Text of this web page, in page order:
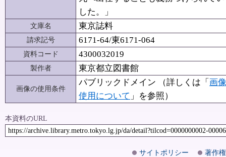
した。」
文庫名 東京誌料
請求記号 6171-64/東6171-064
資料コード 4300032019
製作者 東京都立図書館
画像の使用条件
パブリックドメイン （詳しくは「 画
使用について 」を参照）
本資料のURL
https://archive.library.metro.tokyo.lg.jp/da/detail?tilcod=0000000002-
サイトポリシー
著作